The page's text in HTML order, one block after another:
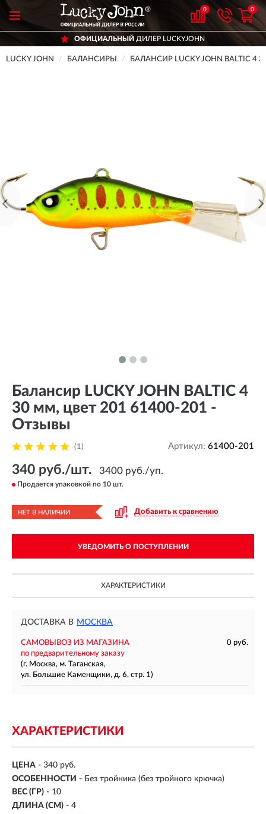
0 0
ОФИЦИАЛЬНЫЙДИЛЕР LUCKYJOHN
LUCKY JOHN БАЛАНСИРЫ БАЛАНСИР LUCKY JOHN BALTIC 4
Балансир LUCKY JOHN BALTIC 4
30 мм, цвет 201 61400-201 -
Отзывы
(1) Артикул: 61400-201
340 руб./шт. 3400 руб./уп.
Продается упаковкой по 10 шт.
НЕТ В НАЛИЧИИ Добавить к сравнению
УВЕДОМИТЬ О ПОСТУПЛЕНИИ
ХАРАКТЕРИСТИКИ
ДОСТАВКА В МОСКВА
САМОВЫВОЗ ИЗ МАГАЗИНА
0 руб.
по предварительному заказу
(г. Москва, м. Таганская,
ул. Большие Каменщики, д. 6, стр. 1)
ХАРАКТЕРИСТИКИ
ЦЕНА - 340 руб.
ОСОБЕННОСТИ - Без тройника (без тройного крючка)
ВЕС (ГР) - 10
ДЛИНА (СМ) - 4